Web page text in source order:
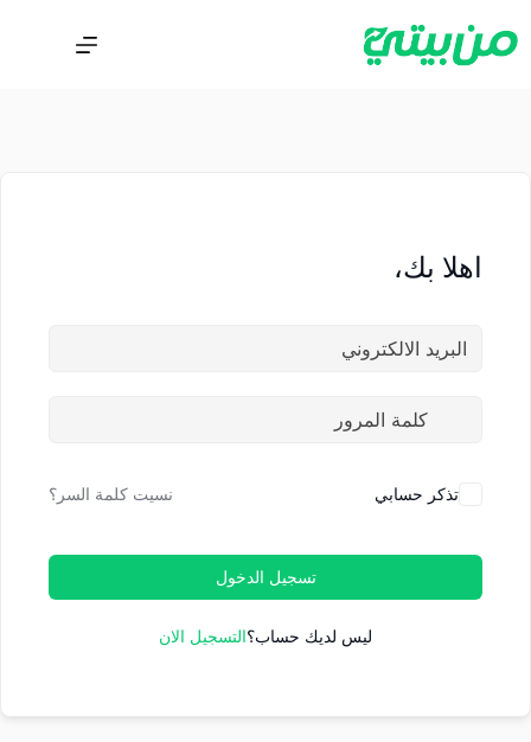
اهلا بك،
تذكر حسابي نسيت كلمة السر؟
تسجيل الدخول
ليس لديك حساب؟التسجيل الان